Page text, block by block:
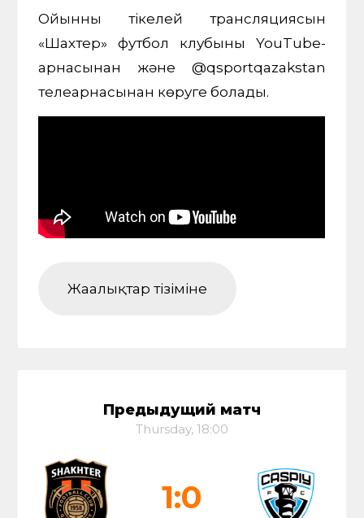
Ойынның тікелей трансляциясын
«Шахтер» футбол клубының YouTube-
арнасынан және @qsportqazakstan
телеарнасынан көруге болады.
Жаңалықтар тізіміне
Предыдущий матч
Thursday, 18:00
1:0